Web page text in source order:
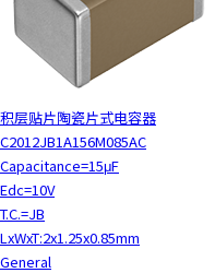
h
t
h
e
c
o
n
积层贴片陶瓷片式电容器
C2012JB1A156M085AC
Capacitance=15μF
Edc=10V
T.C.=JB
LxWxT:2x1.25x0.85mm
General